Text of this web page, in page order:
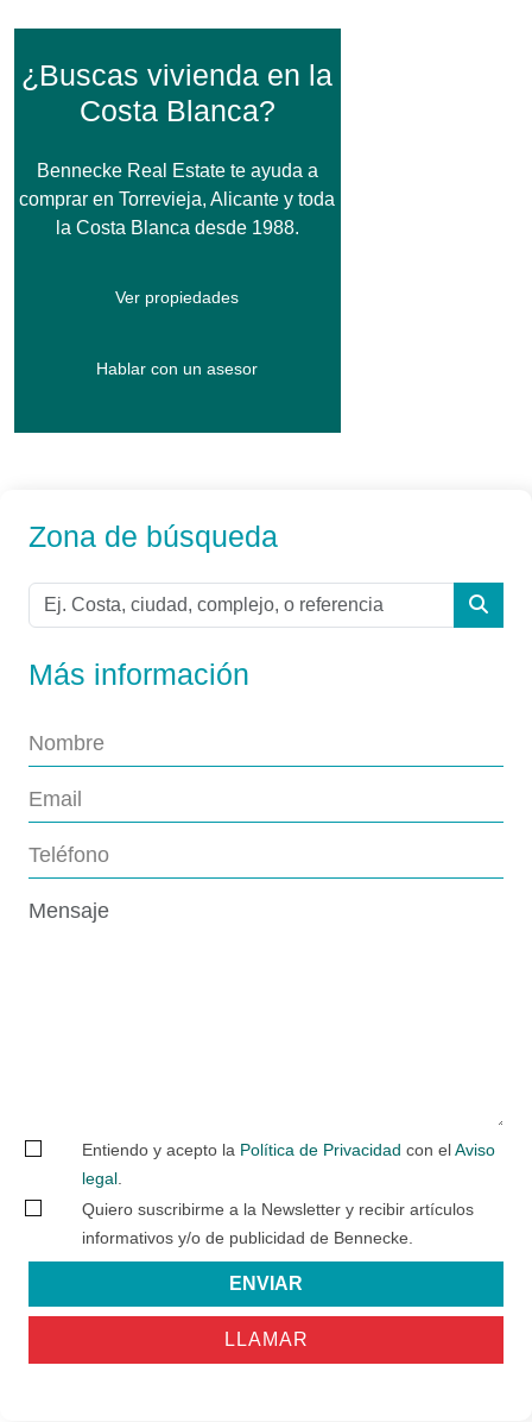
¿Buscas vivienda en la
Costa Blanca?
Bennecke Real Estate te ayuda a
comprar en Torrevieja, Alicante y toda
la Costa Blanca desde 1988.
Ver propiedades
Hablar con un asesor
Zona de búsqueda
Más información
Entiendo y acepto la Política de Privacidad con elAviso
legal
Quiero suscribirme a la Newsletter y recibir artículos
informativos y/o de publicidad de Bennecke.
ENVIAR
LLAMAR